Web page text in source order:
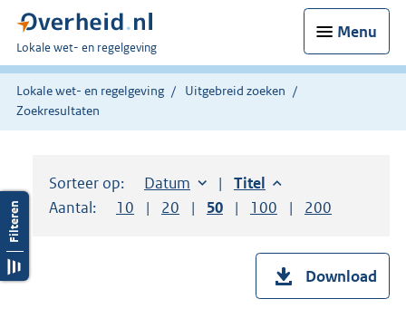
Menu
U
bent
hier:
Lokale wet- en regelgeving
Lokale wet- en regelgeving
Uitgebreid zoeken
Zoekresultaten
Sorteer op: Sorteer op:
Datum aflopendSorteer op:
Titel aflopend
Aantal:
Toon
10 resultaten per pagina
Toon
20 resultaten per pagina
Toon
50 resultaten per pagina
Toon
100 resultaten per
Toon
200
Download